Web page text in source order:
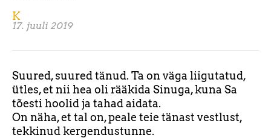
K
17. juuli 2019
Suured, suured tänud. Ta on väga liigutatud,
ütles, et nii hea oli rääkida Sinuga, kuna Sa
tõesti hoolid ja tahad aidata.
On näha, et tal on, peale teie tänast vestlust,
tekkinud kergendustunne.